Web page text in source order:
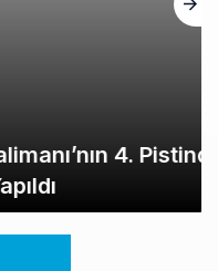
4. Pistinde İlk